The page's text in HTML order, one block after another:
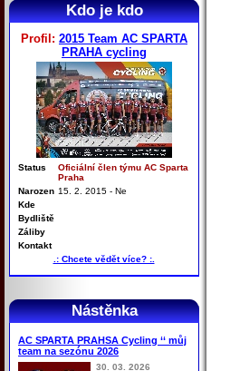
Kdo je kdo
Profil: 2015 Team AC SPARTA
PRAHA cycling
Status
Oficiální člen týmu AC Sparta
Praha
Narozen 15. 2. 2015 - Ne
Kde
Bydliště
Záliby
Kontakt
.: Chcete vědět více? :.
Nástěnka
AC SPARTA PRAHSA Cycling ‘‘ můj
team na sezónu 2026
30. 03. 2026